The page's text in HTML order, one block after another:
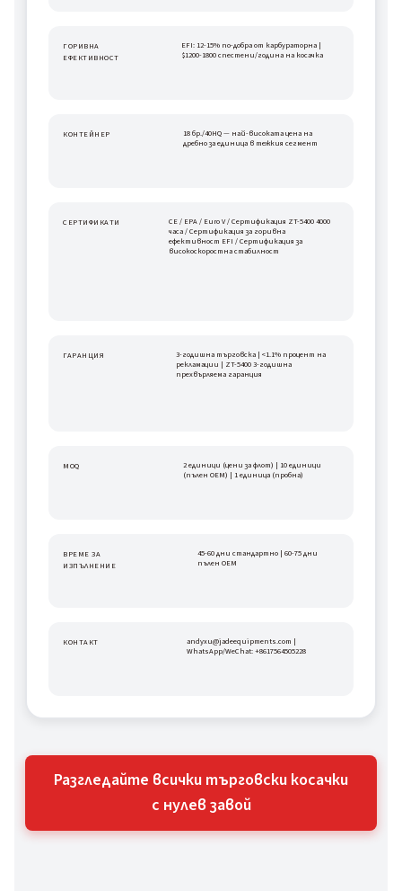
ГОРИВНА
ЕФЕКТИВНОСТ
EFI: 12-15% по-добра от карбураторна |
$1200-1800 спестени/година на косачка
КОНТЕЙНЕР
18 бр./40HQ — най-високата цена на
дребно за единица в тежкия сегмент
СЕРТИФИКАТИ
CE / EPA / Euro V / Сертификация ZT-5400 4000
часа / Сертификация за горивна
ефективност EFI / Сертификация за
високоскоростна стабилност
ГАРАНЦИЯ
3-годишна търговска | <1.1% процент на
рекламации | ZT-5400 3-годишна
прехвърляема гаранция
MOQ
2 единици (цени за флот) | 10 единици
(пълен OEM) | 1 единица (пробна)
ВРЕМЕ ЗА
ИЗПЪЛНЕНИЕ
45-60 дни стандартно | 60-75 дни
пълен OEM
КОНТАКТ
andyxu@jadeequipments.com |
WhatsApp/WeChat: +8617564505228
Разгледайте всички търговски косачки
с нулев завой